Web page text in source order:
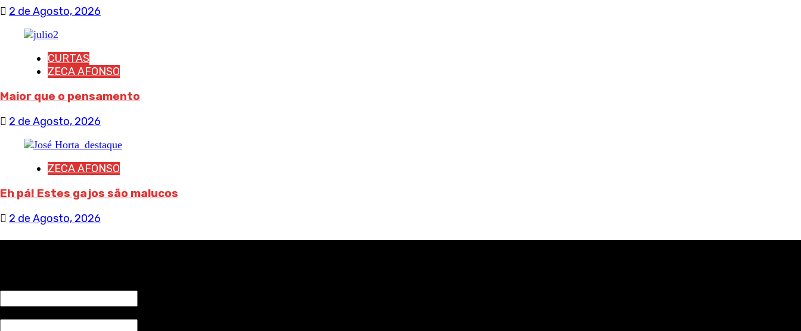
2 de Agosto, 2026
CURTAS
ZECA AFONSO
Maior que o pensamento
2 de Agosto, 2026
ZECA AFONSO
Eh pá! Estes gajos são malucos
2 de Agosto, 2026